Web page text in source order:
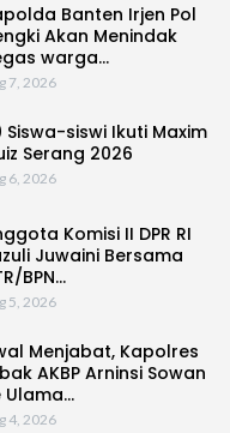
Banten Irjen Pol
Akan Menindak
warga…
7, 2026
Siswa-siswi Ikuti Maxim
Serang 2026
6, 2026
Komisi II DPR RI
Juwaini Bersama
BPN…
5, 2026
Menjabat, Kapolres
AKBP Arninsi Sowan
Ulama…
4, 2026